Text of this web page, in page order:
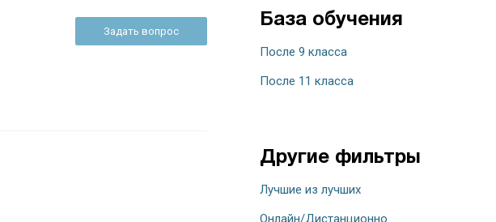
Задать вопрос
База обучения
После 9 класса
После 11 класса
Другие фильтры
Лучшие из лучших
Онлайн/Дистанционно